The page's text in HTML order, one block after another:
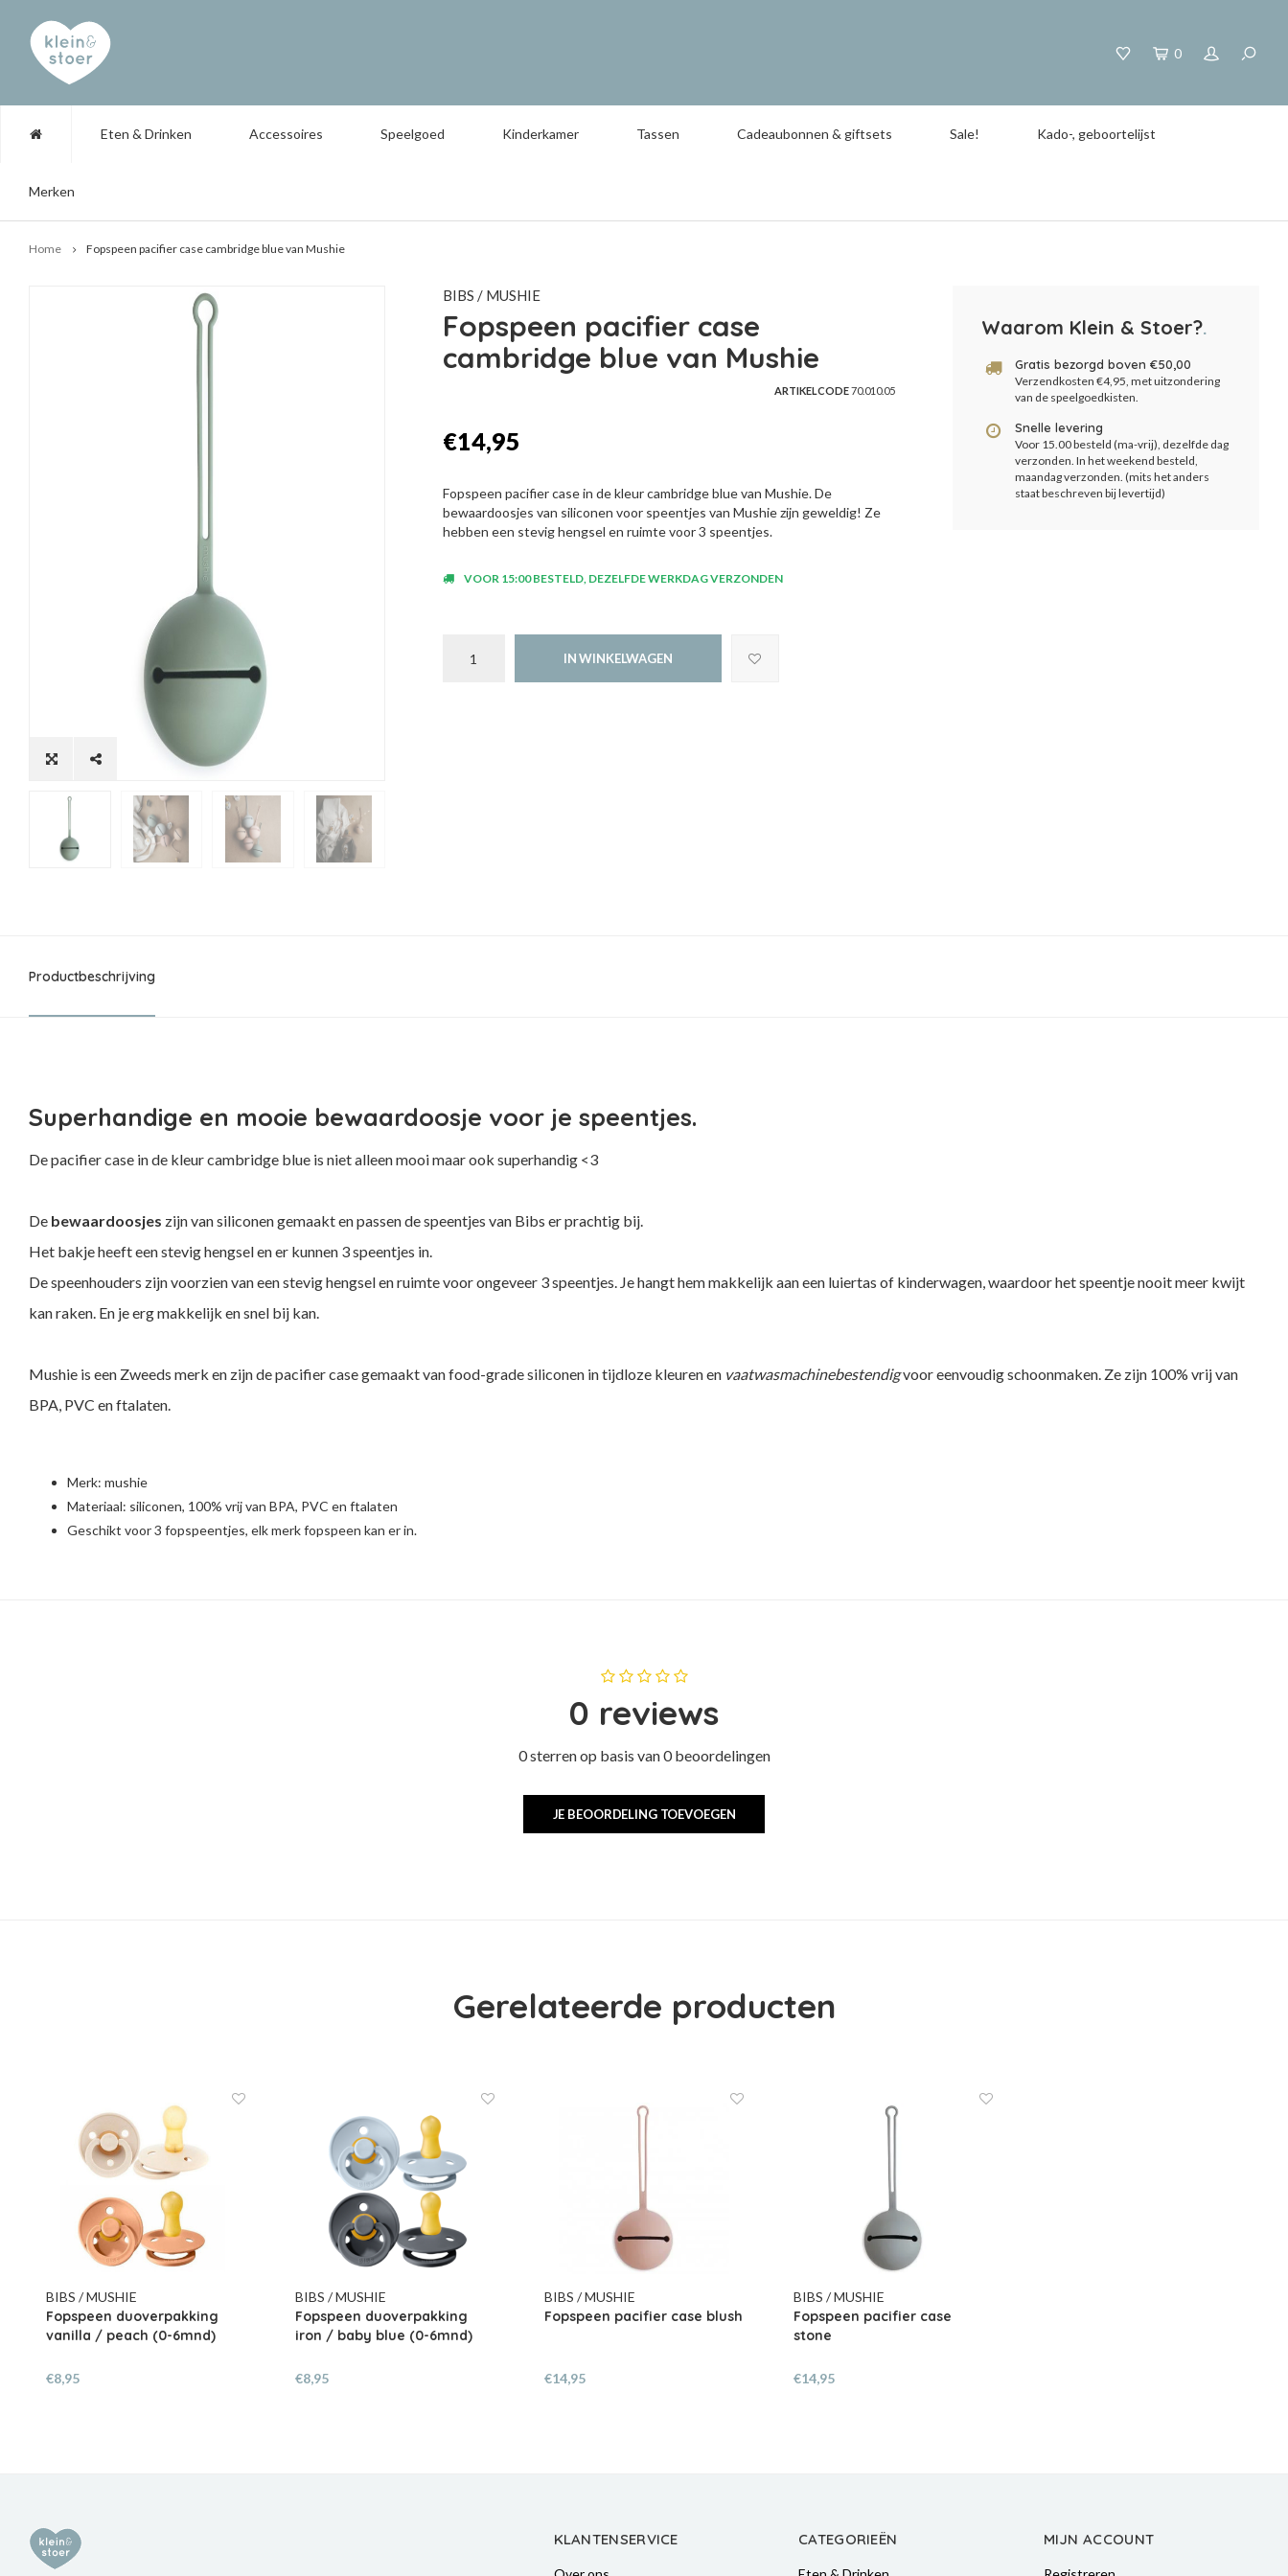
0
Eten & Drinken Accessoires Speelgoed Kinderkamer Tassen Cadeaubonnen & giftsets Sale! Kado-, geboortelijst
Merken
Home Fopspeen pacifier case cambridge blue van Mushie
BIBS / MUSHIE
Fopspeen pacifier case
cambridge blue van Mushie
ARTIKELCODE70.010.05
€14,95
Fopspeen pacifier case in de kleur cambridge blue van Mushie. De
bewaardoosjes van siliconen voor speentjes van Mushie zijn geweldig! Ze
hebben een stevig hengsel en ruimte voor 3 speentjes.
VOOR 15:00 BESTELD, DEZELFDE WERKDAG VERZONDEN
IN WINKELWAGEN
Waarom Klein & Stoer?.
Gratis bezorgd boven €50,00
Verzendkosten €4,95, met uitzondering
van de speelgoedkisten.
Snelle levering
Voor 15.00 besteld (ma-vrij), dezelfde dag
verzonden. In het weekend besteld,
maandag verzonden. (mits het anders
staat beschreven bij levertijd)
Productbeschrijving
Superhandige en mooie bewaardoosje voor je speentjes.
De pacifier case in de kleur cambridge blue is niet alleen mooi maar ook superhandig <3
De bewaardoosjes zijn van siliconen gemaakt en passen de speentjes van Bibs er prachtig bij.
Het bakje heeft een stevig hengsel en er kunnen 3 speentjes in.
De speenhouders zijn voorzien van een stevig hengsel en ruimte voor ongeveer 3 speentjes. Je hangt hem makkelijk aan een luiertas of kinderwagen, waardoor het speentje nooit meer kwijt
kan raken. En je erg makkelijk en snel bij kan.
Mushie is een Zweeds merk en zijn de pacifier case gemaakt van food-grade siliconen in tijdloze kleuren en vaatwasmachinebestendigvoor eenvoudig schoonmaken. Ze zijn 100% vrij van
BPA, PVC en ftalaten.
Merk: mushie
Materiaal: siliconen, 100% vrij van BPA, PVC en ftalaten
Geschikt voor 3 fopspeentjes, elk merk fopspeen kan er in.
0 reviews
0 sterren op basis van 0 beoordelingen
JE BEOORDELING TOEVOEGEN
Gerelateerde producten
BIBS / MUSHIE
Fopspeen duoverpakking
vanilla / peach (0-6mnd)
€8,95
BIBS / MUSHIE
Fopspeen duoverpakking
iron / baby blue (0-6mnd)
€8,95
BIBS / MUSHIE
Fopspeen pacifier case blush
€14,95
BIBS / MUSHIE
Fopspeen pacifier case
stone
€14,95
KLANTENSERVICE CATEGORIEËN MIJN ACCOUNT